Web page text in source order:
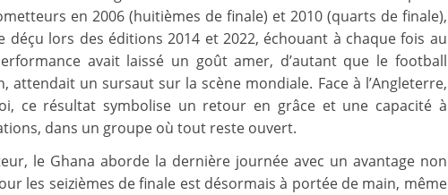
en 2006 (huitièmes de finale) et 2010 (quarts de finale),
déçu lors des éditions 2014 et 2022, échouant à chaque fois au
avait laissé un goût amer, d’autant que le football
attendait un sursaut sur la scène mondiale. Face à l’Angleterre,
ce résultat symbolise un retour en grâce et une capacité à
dans un groupe où tout reste ouvert.
le Ghana aborde la dernière journée avec un avantage non
les seizièmes de finale est désormais à portée de main, même